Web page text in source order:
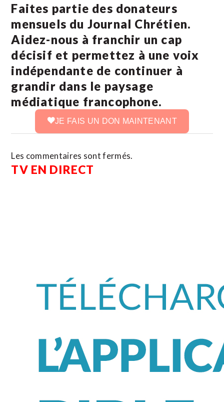
Faites partie des donateurs
mensuels du Journal Chrétien.
Aidez-nous à franchir un cap
décisif et permettez à une voix
indépendante de continuer à
grandir dans le paysage
médiatique francophone.
JE FAIS UN DON MAINTENANT
Les commentaires sont fermés.
TV EN DIRECT